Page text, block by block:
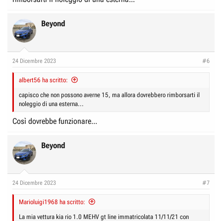
Beyond
24 Dicembre 2023 #6
albert56 ha scritto:
capisco che non possono averne 15, ma allora dovrebbero rimborsarti il
noleggio di una esterna...
Così dovrebbe funzionare...
Beyond
24 Dicembre 2023 #7
Marioluigi1968 ha scritto:
La mia vettura kia rio 1.0 MEHV gt line immatricolata 11/11/21 con